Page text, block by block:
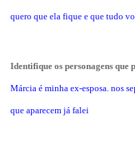
quero que ela fique e que tudo
Identifique os personagens que
Márcia é minha ex-esposa. nos
que aparecem já falei